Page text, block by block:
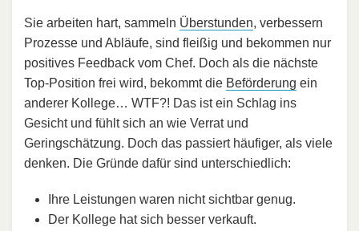
Sie arbeiten hart, sammeln Überstunden, verbessern
Prozesse und Abläufe, sind fleißig und bekommen nur
positives Feedback vom Chef. Doch als die nächste
Top-Position frei wird, bekommt die Beförderung ein
anderer Kollege… WTF?! Das ist ein Schlag ins
Gesicht und fühlt sich an wie Verrat und
Geringschätzung. Doch das passiert häufiger, als viele
denken. Die Gründe dafür sind unterschiedlich:
Ihre Leistungen waren nicht sichtbar genug.
Der Kollege hat sich besser verkauft.